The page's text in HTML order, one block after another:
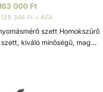
000 Ft
346 Ft + ÁFA
szett Homokszűrő
kiváló minőségű, magas
süt a nap, könnyedén